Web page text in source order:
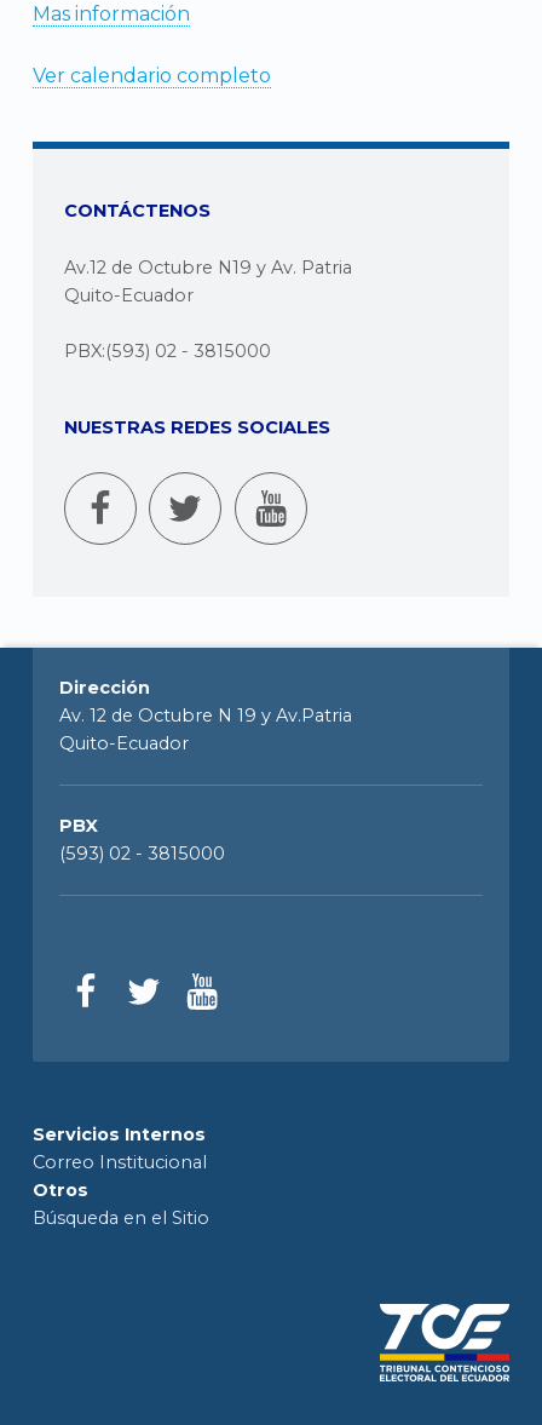
Mas información
Ver calendario completo
CONTÁCTENOS
Av.12 de Octubre N19 y Av. Patria
Quito-Ecuador
PBX:(593) 02 - 3815000
NUESTRAS REDES SOCIALES
Dirección
Av. 12 de Octubre N 19 y Av.Patria
Quito-Ecuador
PBX
(593) 02 - 3815000
Servicios Internos
Correo Institucional
Otros
Búsqueda en el Sitio